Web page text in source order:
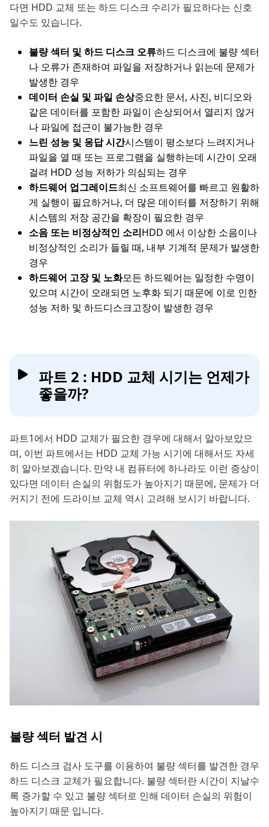
다면 HDD 교체 또는 하드 디스크 수리가 필요하다는 신호
일수도 있습니다.
불량 섹터 및 하드 디스크 오류하드 디스크에 불량 섹터
나 오류가 존재하여 파일을 저장하거나 읽는데 문제가
발생한 경우
데이터 손실 및 파일 손상중요한 문서, 사진, 비디오와
같은 데이터를 포함한 파일이 손상되어서 열리지 않거
나 파일에 접근이 불가능한 경우
느린 성능 및 응답 시간시스템이 평소보다 느려지거나
파일을 열 때 또는 프로그램을 실행하는데 시간이 오래
걸려 HDD 성능 저하가 의심되는 경우
하드웨어 업그레이드최신 소프트웨어를 빠르고 원활하
게 실행이 필요하거나, 더 많은 데이터를 저장하기 위해
시스템의 저장 공간을 확장이 필요한 경우
소음 또는 비정상적인 소리HDD 에서 이상한 소음이나
비정상적인 소리가 들릴 때, 내부 기계적 문제가 발생한
경우
하드웨어 고장 및 노화모든 하드웨어는 일정한 수명이
있으며 시간이 오래되면 노후화 되기 때문에 이로 인한
성능 저하 및 하드디스크고장이 발생한 경우
파트 2 : HDD 교체 시기는 언제가
좋을까?
파트1에서 HDD 교체가 필요한 경우에 대해서 알아보았으
며, 이번 파트에서는 HDD 교체 가능 시기에 대해서도 자세
히 알아보겠습니다. 만약 내 컴퓨터에 하나라도 이런 증상이
있다면 데이터 손실의 위험도가 높아지기 때문에, 문제가 더
커지기 전에 드라이브 교체 역시 고려해 보시기 바랍니다.
불량 섹터 발견 시
하드 디스크 검사 도구를 이용하여 불량 섹터를 발견한 경우
하드 디스크 교체가 필요합니다. 불량 섹터란 시간이 지날수
록 증가할 수 있고 불량 섹터로 인해 데이터 손실의 위험이
높아지기 때문 입니다.